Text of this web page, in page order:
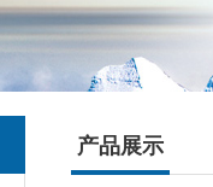
产品展示